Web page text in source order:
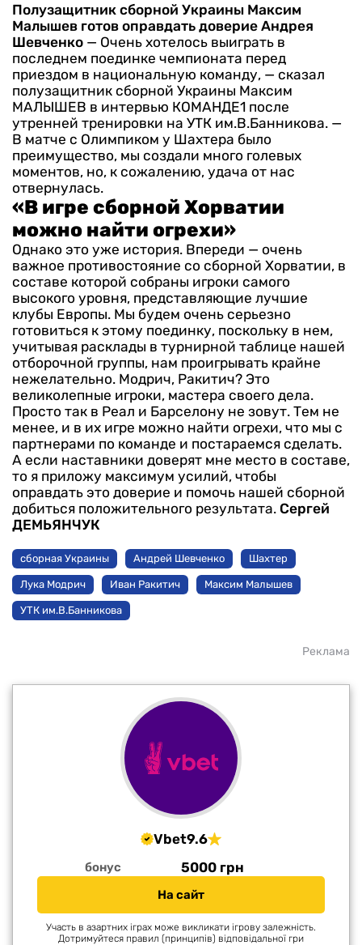
Полузащитник сборной Украины Максим
Малышев готов оправдать доверие Андрея
Шевченко — Очень хотелось выиграть в
последнем поединке чемпионата перед
приездом в национальную команду, — сказал
полузащитник сборной Украины Максим
МАЛЫШЕВ в интервью КОМАНДЕ1 после
утренней тренировки на УТК им.В.Банникова. —
В матче с Олимпиком у Шахтера было
преимущество, мы создали много голевых
моментов, но, к сожалению, удача от нас
отвернулась.
«В игре сборной Хорватии
можно найти огрехи»
Однако это уже история. Впереди — очень
важное противостояние со сборной Хорватии, в
составе которой собраны игроки самого
высокого уровня, представляющие лучшие
клубы Европы. Мы будем очень серьезно
готовиться к этому поединку, поскольку в нем,
учитывая расклады в турнирной таблице нашей
отборочной группы, нам проигрывать крайне
нежелательно. Модрич, Ракитич? Это
великолепные игроки, мастера своего дела.
Просто так в Реал и Барселону не зовут. Тем не
менее, и в их игре можно найти огрехи, что мы с
партнерами по команде и постараемся сделать.
А если наставники доверят мне место в составе,
то я приложу максимум усилий, чтобы
оправдать это доверие и помочь нашей сборной
добиться положительного результата. Сергей
ДЕМЬЯНЧУК
сборная Украины Андрей Шевченко Шахтер
Лука Модрич Иван Ракитич Максим Малышев
УТК им.В.Банникова
Реклама
Vbet9.6
бонус 5000 грн
На сайт
Участь в азартних іграх може викликати ігрову залежність.
Дотримуйтеся правил (принципів) відповідальної гри